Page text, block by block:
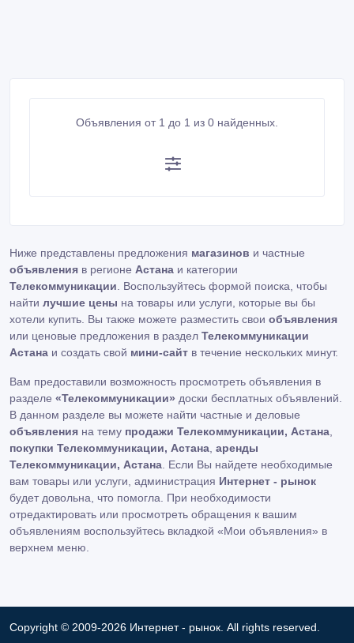
Объявления от 1 до 1 из 0 найденных.
Ниже представлены предложения магазинов и частные
объявления в регионе Астана и категории
Телекоммуникации . Воспользуйтесь формой поиска, чтобы
найти лучшие цены на товары или услуги, которые вы бы
хотели купить. Вы также можете разместить свои объявления
или ценовые предложения в раздел Телекоммуникации
Астана и создать свой мини-сайт в течение нескольких минут.
Вам предоставили возможность просмотреть объявления в
разделе «Телекоммуникации» доски бесплатных объявлений.
В данном разделе вы можете найти частные и деловые
объявления на тему продажи Телекоммуникации, Астана
покупки Телекоммуникации, Астана аренды
Телекоммуникации, Астана . Если Вы найдете необходимые
вам товары или услуги, администрация Интернет - рынок
будет довольна, что помогла. При необходимости
отредактировать или просмотреть обращения к вашим
объявлениям воспользуйтесь вкладкой «Мои объявления» в
верхнем меню.
Copyright © 2009-2026 Интернет - рынок. All rights reserved.